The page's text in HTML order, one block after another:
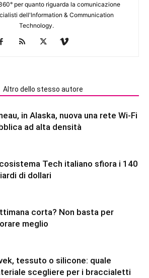
per quanto riguarda la comunicazione
dell'lnformation & Communication
Technology.
Altro dello stesso autore
in Alaska, nuova una rete Wi-Fi
ad alta densità
Tech italiano sfiora i 140
di dollari
corta? Non basta per
meglio
tessuto o silicone: quale
scegliere per i braccialetti